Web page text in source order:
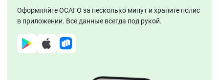
Оформляйте ОСАГО за несколько минут и храните полис
в приложении. Все данные всегда под рукой.